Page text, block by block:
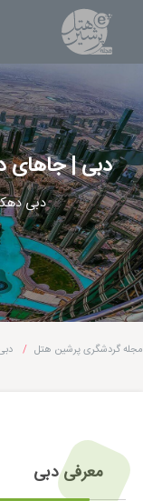
دبی | جاهای
دبی
مجله گردشگری پرشین هتل
معرفی دبی